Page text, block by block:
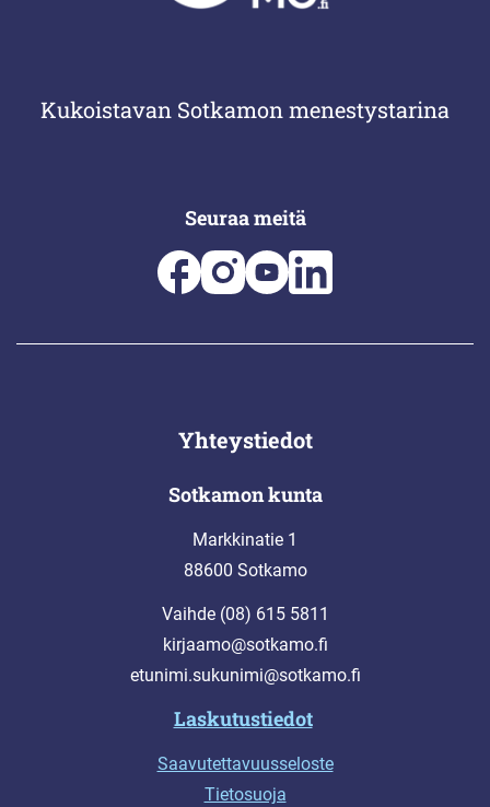
Kukoistavan Sotkamon menestystarina
Seuraa meitä
Yhteystiedot
Sotkamon kunta
Markkinatie 1
88600 Sotkamo
Vaihde (08) 615 5811
kirjaamo@sotkamo.fi
etunimi.sukunimi@sotkamo.fi
Laskutustiedot
Saavutettavuusseloste
Tietosuoja